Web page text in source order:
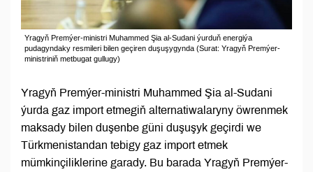
Yragyň Premýer-ministri Muhammed Şia al-Sudani ýurduň energiýa
pudagyndaky resmileri bilen geçiren duşuşygynda (Surat: Yragyň Premýer-
ministriniň metbugat gullugy)
Yragyň Premýer-ministri Muhammed Şia al-Sudani
ýurda gaz import etmegiň alternatiwalaryny öwrenmek
maksady bilen duşenbe güni duşuşyk geçirdi we
Türkmenistandan tebigy gaz import etmek
mümkinçiliklerine garady. Bu barada Yragyň Premýer-